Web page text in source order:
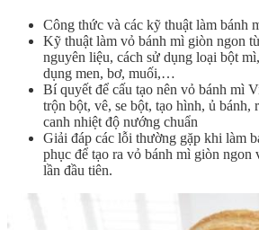
Công thức và các kỹ thuật làm bánh
Kỹ thuật làm vỏ bánh mì giòn ngon
nguyên liệu, cách sử dụng loại bột
dụng men, bơ, muối,…
Bí quyết để cấu tạo nên vỏ bánh mì
trộn bột, vê, se bột, tạo hình, ủ bánh,
canh nhiệt độ nướng chuẩn
Giải đáp các lỗi thường gặp khi làm
phục để tạo ra vỏ bánh mì giòn ngon
lần đầu tiên.